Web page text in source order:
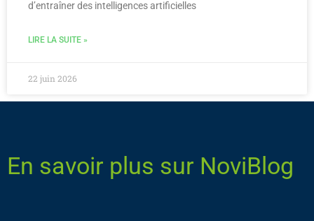
d’entraîner des intelligences artificielles
LIRE LA SUITE »
22 juin 2026
En savoir plus sur NoviBlog